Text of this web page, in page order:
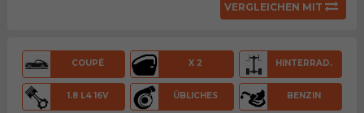
VERGLEICHEN MIT
COUPÉ X 2 HINTERRAD.
1.8 L4 16V ÜBLICHES BENZIN